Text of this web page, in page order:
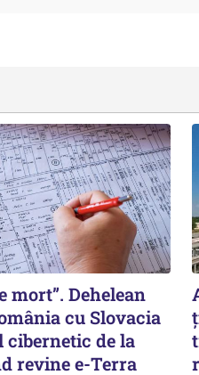
mort”. Dehelean
cu Slovacia
cibernetic de la
revine e-Terra